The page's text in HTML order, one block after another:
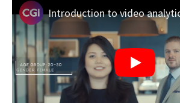
Introduction to video